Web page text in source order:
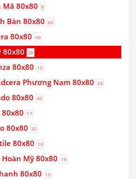
Mã 80x80 8
Bàn 80x80 66
80x80 48
80x80 28
80x80 15
Phương Nam 80x80 26
80x80 40
80x80 17
80x80 35
80x80 18
Mỹ 80x80 19
80x80 15